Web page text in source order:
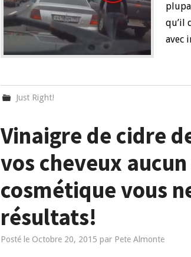
qu’il
avec
Just Right!
Vinaigre de cidre
vos cheveux
cosmétique vous
résultats!
Posté le Octobre 20, 2015 par Pete Almonte